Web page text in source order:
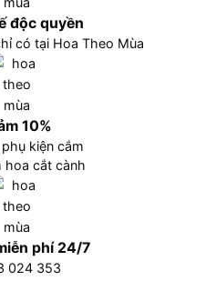
độc quyền
có tại Hoa Theo Mùa
10%
kiện cắm
hoa cắt cành
phí 24/7
024 353